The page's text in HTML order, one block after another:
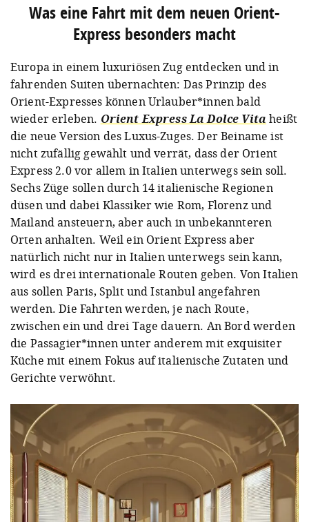
Was eine Fahrt mit dem neuen Orient-
Express besonders macht
Europa in einem luxuriösen Zug entdecken und in
fahrenden Suiten übernachten: Das Prinzip des
Orient-Expresses können Urlauber*innen bald
wieder erleben. Orient Express La Dolce Vita heißt
die neue Version des Luxus-Zuges. Der Beiname ist
nicht zufällig gewählt und verrät, dass der Orient
Express 2.0 vor allem in Italien unterwegs sein soll.
Sechs Züge sollen durch 14 italienische Regionen
düsen und dabei Klassiker wie Rom, Florenz und
Mailand ansteuern, aber auch in unbekannteren
Orten anhalten. Weil ein Orient Express aber
natürlich nicht nur in Italien unterwegs sein kann,
wird es drei internationale Routen geben. Von Italien
aus sollen Paris, Split und Istanbul angefahren
werden. Die Fahrten werden, je nach Route,
zwischen ein und drei Tage dauern. An Bord werden
die Passagier*innen unter anderem mit exquisiter
Küche mit einem Fokus auf italienische Zutaten und
Gerichte verwöhnt.